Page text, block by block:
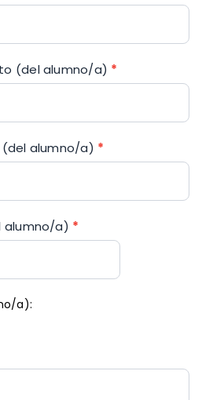
(del alumno/a) *
alumno/a) *
alumno/a) *
a):